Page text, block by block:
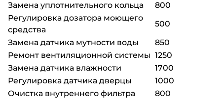
Замена уплотнительного кольца
800
Регулировка дозатора моющего
средства
500
Замена датчика мутности воды
850
Ремонт вентиляционной системы 1250
Замена датчика влажности
1700
Регулировка датчика дверцы
1000
Очистка внутреннего фильтра
800